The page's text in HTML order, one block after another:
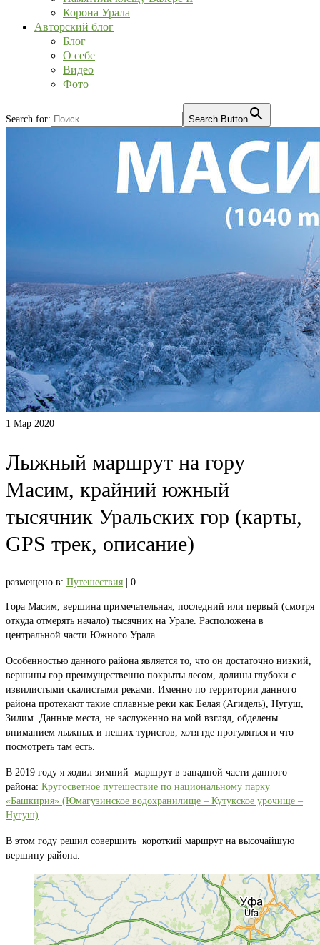
Корона Урала
Авторский блог
Блог
О себе
Видео
Фото
Search for: Search Button
1 Мар 2020
Лыжный маршрут на гору
Масим, крайний южный
тысячник Уральских гор (карты,
GPS трек, описание)
размещено в: Путешествия 0
Гора Масим, вершина примечательная, последний или первый (смотря
откуда отмерять начало) тысячник на Урале. Расположена в
центральной части Южного Урала.
Особенностью данного района является то, что он достаточно низкий,
вершины гор преимущественно покрыты лесом, долины глубоки с
извилистыми скалистыми реками. Именно по территории данного
района протекают такие сплавные реки как Белая (Агидель), Нугуш,
Зилим. Данные места, не заслуженно на мой взгляд, обделены
вниманием лыжных и пеших туристов, хотя где прогуляться и что
посмотреть там есть.
В 2019 году я ходил зимний маршрут в западной части данного
района: Кругосветное путешествие по национальному парку
«Башкирия» (Юмагузинское водохранилище – Кутукское урочище –
Нугуш)
В этом году решил совершить короткий маршрут на высочайшую
вершину района.